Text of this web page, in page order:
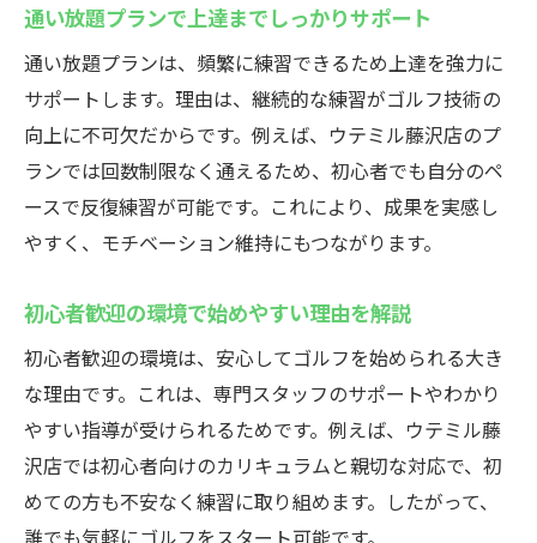
通い放題プランで上達までしっかりサポート
通い放題プランは、頻繁に練習できるため上達を強力に
サポートします。理由は、継続的な練習がゴルフ技術の
向上に不可欠だからです。例えば、ウテミル藤沢店のプ
ランでは回数制限なく通えるため、初心者でも自分のペ
ースで反復練習が可能です。これにより、成果を実感し
やすく、モチベーション維持にもつながります。
初心者歓迎の環境で始めやすい理由を解説
初心者歓迎の環境は、安心してゴルフを始められる大き
な理由です。これは、専門スタッフのサポートやわかり
やすい指導が受けられるためです。例えば、ウテミル藤
沢店では初心者向けのカリキュラムと親切な対応で、初
めての方も不安なく練習に取り組めます。したがって、
誰でも気軽にゴルフをスタート可能です。